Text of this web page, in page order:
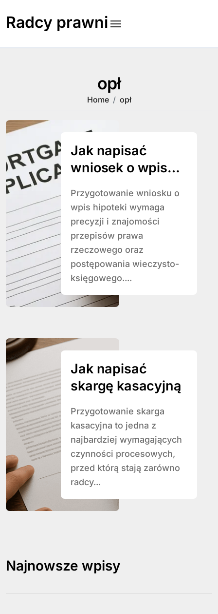
content
Radcy prawni
opł
Home opł
Jak napisać
wniosek o wpis
Przygotowanie wniosku o
wpis hipoteki wymaga
precyzji i znajomości
przepisów prawa
rzeczowego oraz
postępowania wieczysto-
księgowego....
Jak napisać
skargę kasacyjną
Przygotowanie skarga
kasacyjna to jedna z
najbardziej wymagających
czynności procesowych,
przed którą stają zarówno
radcy...
Najnowsze wpisy